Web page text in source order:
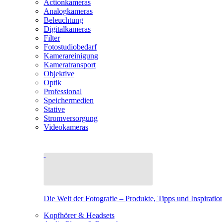
Actionkameras
Analogkameras
Beleuchtung
Digitalkameras
Filter
Fotostudiobedarf
Kamerareinigung
Kameratransport
Objektive
Optik
Professional
Speichermedien
Stative
Stromversorgung
Videokameras
Die Welt der Fotografie – Produkte, Tipps und
Kopfhörer & Headsets